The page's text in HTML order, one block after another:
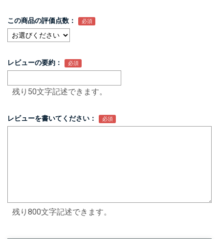
この商品の評価点数：
レビューの要約：
残り50文字記述できます。
レビューを書いてください：
残り800文字記述できます。